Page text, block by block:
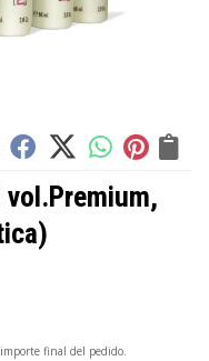
final del pedido.